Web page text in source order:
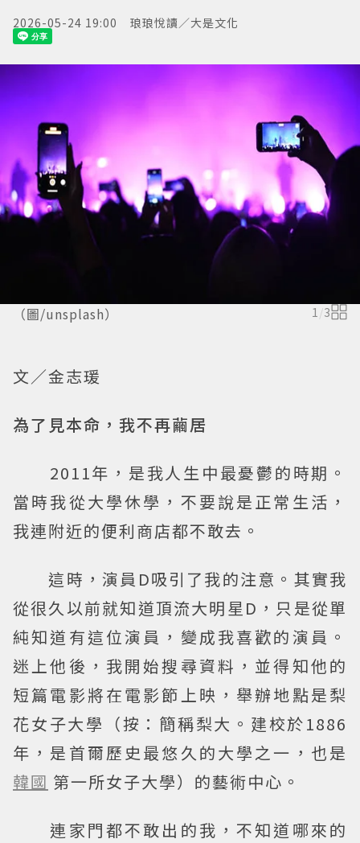
2026-05-24 19:00 琅琅悅讀／大是文化
（圖/unsplash） 1/3
文／金志瑗
為了見本命，我不再繭居
2011年，是我人生中最憂鬱的時期。
當時我從大學休學，不要說是正常生活，
我連附近的便利商店都不敢去。
這時，演員D吸引了我的注意。其實我
從很久以前就知道頂流大明星D，只是從單
純知道有這位演員，變成我喜歡的演員。
迷上他後，我開始搜尋資料，並得知他的
短篇電影將在電影節上映，舉辦地點是梨
花女子大學（按：簡稱梨大。建校於1886
年，是首爾歷史最悠久的大學之一，也是
韓國 第一所女子大學）的藝術中心。
連家門都不敢出的我，不知道哪來的